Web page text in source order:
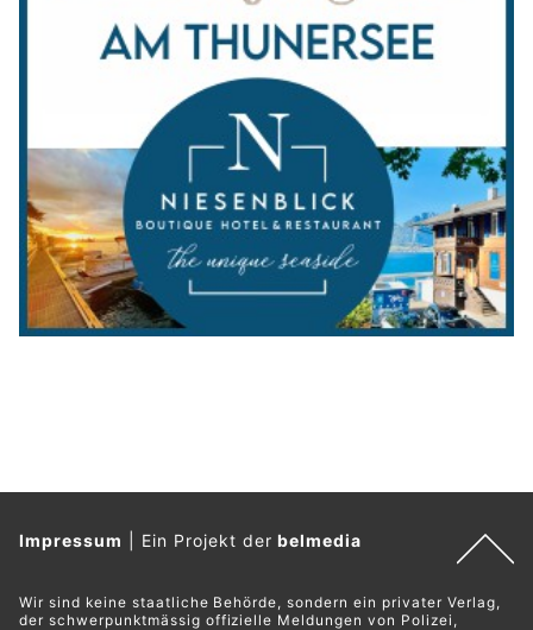
Impressum Ein Projekt derbelmedia
Wir sind keine staatliche Behörde, sondern ein privater Verlag,
der schwerpunktmässig offizielle Meldungen von Polizei,